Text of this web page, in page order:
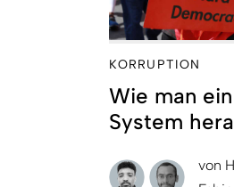
KORRUPTION
Wie man
System
von